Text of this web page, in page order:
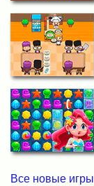
Все новые игры